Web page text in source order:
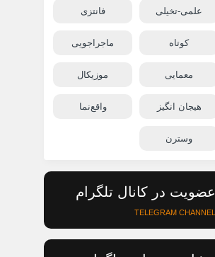
علمی-تخیلی فانتزی
کوتاه ماجراجویی
معمایی موزیکال
هیجان انگیز واقع‌نما
وسترن
عضویت در کانال تلگرام
TELEGRAM CHANNEL